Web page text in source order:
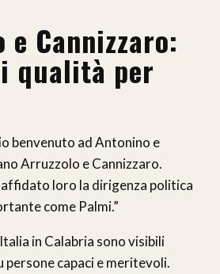
Cannizzaro:
qualità per
benvenuto ad Antonino e
Arruzzolo e Cannizzaro.
affidato loro la dirigenza politica
come Palmi.”
in Calabria sono visibili
persone capaci e meritevoli.